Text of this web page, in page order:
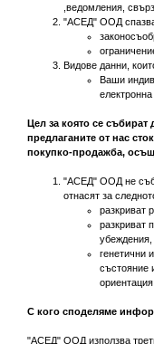
,ведомления,
"АСЕД" ООД
Видове данни,
Ваши
Цел за която се
предлаганите от нас
покупко-продажба,
"АСЕД" ООД не
отнасят за
разкриват
разкриват
убеждения,
генетични
състояние
ориентация.
С кого споделяме
"АСЕД" ООД използва